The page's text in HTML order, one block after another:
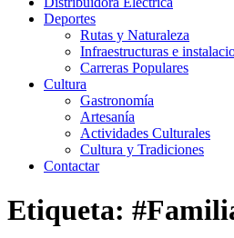
Deportes
Rutas y Naturaleza
Infraestructuras e
Carreras Populares
Cultura
Gastronomía
Artesanía
Actividades Culturales
Cultura y Tradiciones
Contactar
Etiqueta: